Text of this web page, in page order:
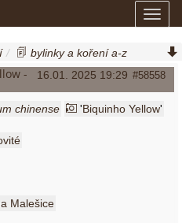
bylinky a koření a-z
capsicum chinense
16.01. 2025 19:29 #58558
-
chinense 'Biquinho Yellow'
Malešice